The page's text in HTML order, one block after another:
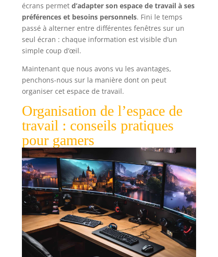
écrans permet d’adapter son espace de travail à ses
préférences et besoins personnels. Fini le temps
passé à alterner entre différentes fenêtres sur un
seul écran : chaque information est visible d’un
simple coup d’œil.
Maintenant que nous avons vu les avantages,
penchons-nous sur la manière dont on peut
organiser cet espace de travail.
Organisation de l’espace de
travail : conseils pratiques
pour gamers